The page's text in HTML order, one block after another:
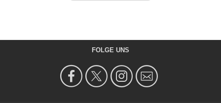
FOLGE UNS